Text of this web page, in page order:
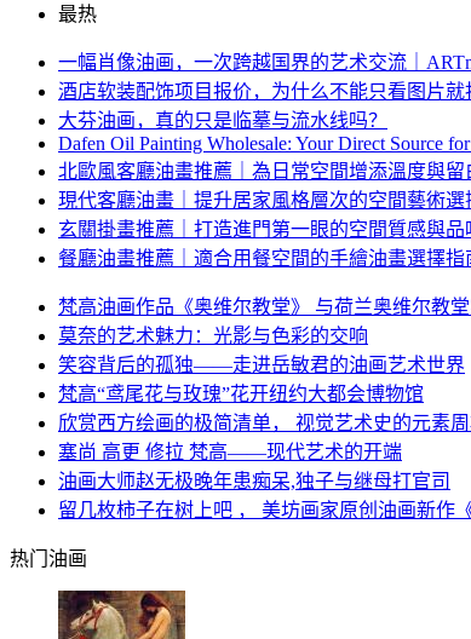
最热
一幅肖像油画，一次跨越国界的艺术交流｜
酒店软装配饰项目报价，为什么不能只看图片就
大芬油画，真的只是临摹与流水线吗？
Dafen Oil Painting Wholesale: Your Direct Source
北歐風客廳油畫推薦｜為日常空間增添溫度與留
現代客廳油畫｜提升居家風格層次的空間藝術選
玄關掛畫推薦｜打造進門第一眼的空間質感與品
餐廳油畫推薦｜適合用餐空間的手繪油畫選擇指
梵高油画作品《奥维尔教堂》 与荷兰奥维尔教
莫奈的艺术魅力：光影与色彩的交响
笑容背后的孤独——走进岳敏君的油画艺术世界
梵高“鸢尾花与玫瑰”花开纽约大都会博物馆
欣赏西方绘画的极简清单， 视觉艺术史的元素
塞尚 高更 修拉 梵高——现代艺术的开端
油画大师赵无极晚年患痴呆,独子与继母打官司
留几枚柿子在树上吧 ， 美坊画家原创油画新作
热门油画